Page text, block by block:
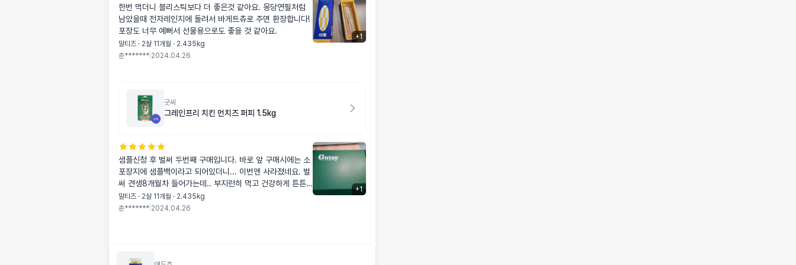
한번 먹더니 블리스틱보다 더 좋은것 같아요. 몽당연필처럼
남았을때 전자레인지에 돌려서 바게트츄로 주면 환장합니다!
포장도 너무 예뻐서 선물용으로도 좋을 것 같아요.
말티즈 · 2살 11개월 · 2.435kg
춘******* 2024.04.26
+1
굿씨
그레인프리 치킨 먼치즈 퍼피 1.5kg
샘플신청 후 벌써 두번째 구매입니다. 바로 앞 구매시에는 소
포장지에 샘플백이라고 되어있더니... 이번엔 사라졌네요. 벌
써 견생8개월차 들어가는데.. 부지런히 먹고 건강하게 튼튼
하게 자랐으면 합니다!
말티즈 · 2살 11개월 · 2.435kg
춘******* 2024.04.26
+1